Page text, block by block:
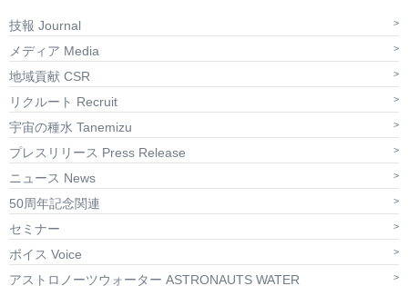
技報 Journal
メディア Media
地域貢献 CSR
リクルート Recruit
宇宙の種水 Tanemizu
プレスリリース Press Release
ニュース News
50周年記念関連
セミナー
ボイス Voice
アストロノーツウォーター ASTRONAUTS WATER